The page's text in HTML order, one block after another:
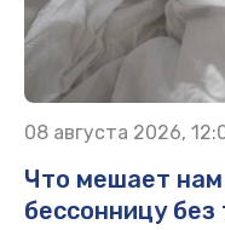
08 августа 2026,
Что мешает нам
бессонницу без